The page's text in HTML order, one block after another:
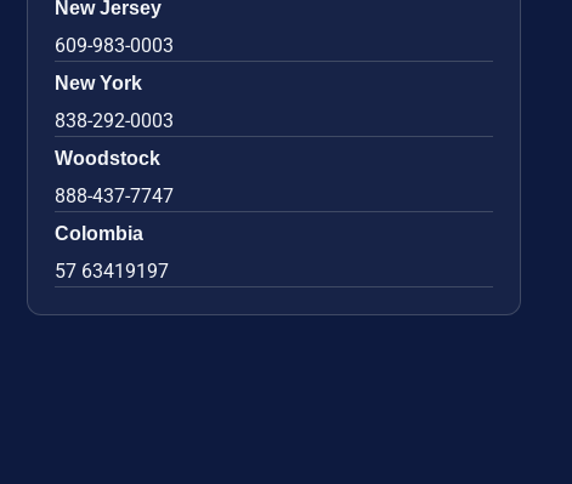
New Jersey
609-983-0003
New York
838-292-0003
Woodstock
888-437-7747
Colombia
57 63419197